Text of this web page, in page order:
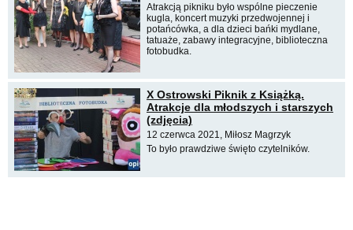
Atrakcją pikniku było wspólne pieczenie
kugla, koncert muzyki przedwojennej i
potańcówka, a dla dzieci bańki mydlane,
tatuaże, zabawy integracyjne, biblioteczna
fotobudka.
X Ostrowski Piknik z Książką.
Atrakcje dla młodszych i starszych
(zdjęcia)
12 czerwca 2021, Miłosz Magrzyk
To było prawdziwe święto czytelników.